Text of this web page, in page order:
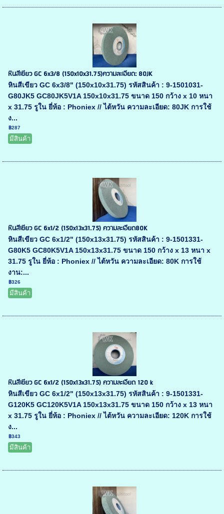
หินสีเขียว GC 6x3/8 (150x10x31.75)ความละเอียด: 80JK
หินสีเขียว GC 6x3/8" (150x10x31.75) รหัสสินค้า : 9-1501031-
G80JK5 GC80JK5V1A 150x10x31.75 ขนาด 150 กว้าง x 10 หนา
x 31.75 รูใน ยี่ห้อ : Phoniex // ไต้หวัน ความละเอียด: 80JK การใช้
ง...
฿287
มีสินค้า
หินสีเขียว GC 6x1/2 (150x13x31.75) ความละเอียด80K
หินสีเขียว GC 6x1/2" (150x13x31.75) รหัสสินค้า : 9-1501331-
G80K5 GC80K5V1A 150x13x31.75 ขนาด 150 กว้าง x 13 หนา x
31.75 รูใน ยี่ห้อ : Phoniex // ไต้หวัน ความละเอียด: 80K การใช้
งาน:...
฿326
มีสินค้า
หินสีเขียว GC 6x1/2 (150x13x31.75) ความละเอียด 120 k
หินสีเขียว GC 6x1/2" (150x13x31.75) รหัสสินค้า : 9-1501331-
G120K5 GC120K5V1A 150x13x31.75 ขนาด 150 กว้าง x 13 หนา
x 31.75 รูใน ยี่ห้อ : Phoniex // ไต้หวัน ความละเอียด: 120K การใช้
ง...
฿343
มีสินค้า